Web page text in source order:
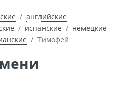
английские
испанские
немецкие
Тимофей